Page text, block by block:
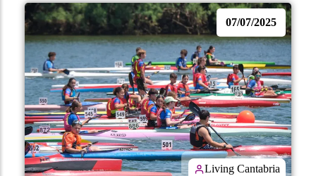
07/07/2025
Living Cantabria